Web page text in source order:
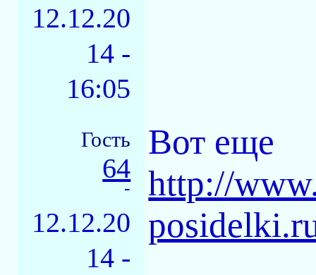
12.12.20
14 -
16:05
Гость
64
-
12.12.20
14 -
Вот еще
http://